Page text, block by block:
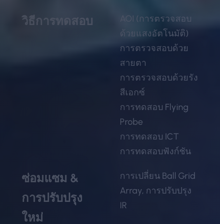
วิธีการทดสอบ
AOI (การตรวจสอบ
ด้วยแสงอัตโนมัติ)
การตรวจสอบด้วย
สายตา
การตรวจสอบด้วยรัง
สีเอกซ์
การทดสอบ Flying
Probe
การทดสอบ ICT
การทดสอบฟังก์ชัน
ซ่อมแซม &
การปรับปรุง
ใหม่
การเปลี่ยน Ball Grid
Array, การปรับปรุง
IR